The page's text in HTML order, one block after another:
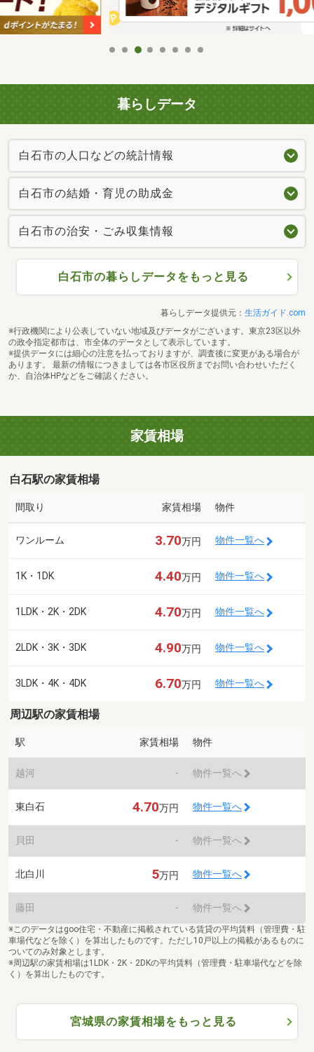
暮らしデータ
白石市の人口などの統計情報
白石市の結婚・育児の助成金
白石市の治安・ごみ収集情報
白石市の暮らしデータをもっと見る
暮らしデータ提供元： 生活ガイド.com
※行政機関により公表していない地域及びデータがございます。東京23区以外
の政令指定都市は、市全体のデータとして表示しています。
※提供データには細心の注意を払っておりますが、調査後に変更がある場合が
あります。 最新の情報につきましては各市区役所までお問い合わせいただく
か、自治体HPなどをご確認ください。
家賃相場
白石駅の家賃相場
間取り 家賃相場 物件
ワンルーム 3.70万円 物件一覧へ
1K・1DK 4.40万円 物件一覧へ
1LDK・2K・2DK 4.70万円 物件一覧へ
2LDK・3K・3DK 4.90万円 物件一覧へ
3LDK・4K・4DK 6.70万円 物件一覧へ
周辺駅の家賃相場
駅 家賃相場 物件
越河 - 物件一覧へ
東白石 4.70万円 物件一覧へ
貝田 - 物件一覧へ
北白川 5万円 物件一覧へ
藤田 - 物件一覧へ
※このデータはgoo住宅・不動産に掲載されている賃貸の平均賃料（管理費・駐
車場代などを除く）を算出したものです。ただし10戸以上の掲載があるものに
ついてのみ対象とします。
※周辺駅の家賃相場は1LDK・2K・2DKの平均賃料（管理費・駐車場代などを除
く）を算出したものです。
宮城県の家賃相場をもっと見る